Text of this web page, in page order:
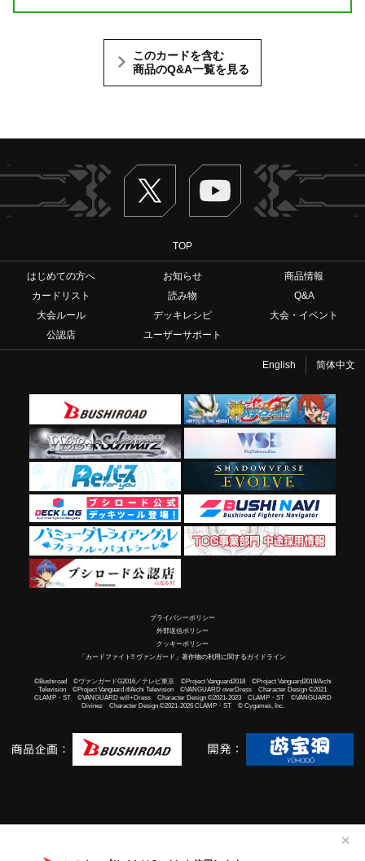
✕
このカードを含む
商品のQ&A一覧を見る
Twitter ヴァンガードch
TOP
はじめての方へ お知らせ
商品情報
カードリスト
読み物
Q&A
大会ルール
デッキレシピ
大会・イベント
公認店
ユーザーサポート
English 简体中文
プライバシーポリシー
外部送信ポリシー
クッキーポリシー
「カードファイト!! ヴァンガード」著作物の利用に関するガイドライン
©Bushiroad ©ヴァンガードG2016／テレビ東京 ©Project Vanguard2018 ©Project Vanguard2019/Aichi
Television ©Project Vanguard if/Aichi Television ©VANGUARD overDress Character Design ©2021
CLAMP・ST ©VANGUARD will+Dress Character Design ©2021-2023 CLAMP・ST ©VANGUARD
Divinez Character Design ©2021-2026 CLAMP・ST © Cygames, Inc.